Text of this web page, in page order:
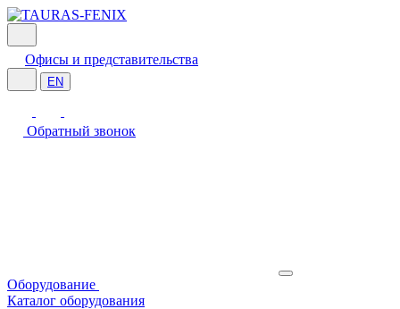
Офисы и представительства
EN
Обратный звонок
Оборудование
Каталог оборудования